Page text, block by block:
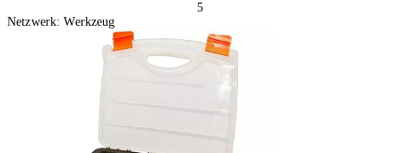
5
Netzwerk: Werkzeug